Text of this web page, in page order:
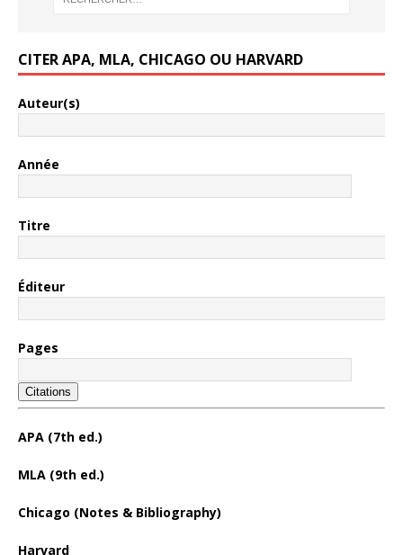
CITER APA, MLA, CHICAGO OU HARVARD
Auteur(s)
Année
Titre
Éditeur
Pages
Citations
APA (7th ed.)
MLA (9th ed.)
Chicago (Notes & Bibliography)
Harvard